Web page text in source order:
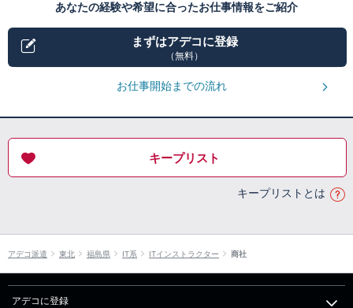
あなたの経験や希望に合ったお仕事情報をご紹介
まずはアデコに登録
（無料）
お仕事開始までの流れ
キープリスト
キープリストとは
アデコ派遣 東北 福島県 IT系 ITインストラクター 商社
アデコに登録